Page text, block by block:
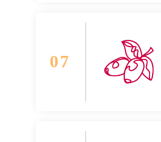
07